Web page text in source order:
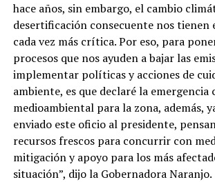
hace años, sin embargo, el cambio
desertificación consecuente nos tienen
cada vez más crítica. Por eso, para
procesos que nos ayuden a bajar las
implementar políticas y acciones de
ambiente, es que declaré la emergencia
medioambiental para la zona, además,
enviado este oficio al presidente,
recursos frescos para concurrir con
mitigación y apoyo para los más
situación”, dijo la Gobernadora Naranjo.